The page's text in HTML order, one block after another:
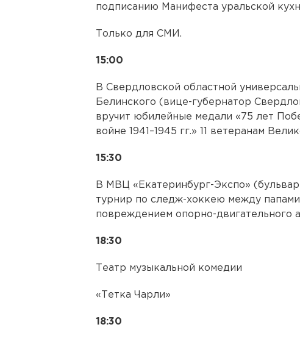
подписанию Манифеста уральской
Только для СМИ.
15:00
В Свердловской областной
Белинского (вице-губернатор
вручит юбилейные медали «75 лет
войне 1941–1945 гг.» 11 ветеранам
15:30
В МВЦ «Екатеринбург-Экспо»
турнир по следж-хоккею между
повреждением опорно-двигательного
18:30
Театр музыкальной комедии
«Тетка Чарли»
18:30